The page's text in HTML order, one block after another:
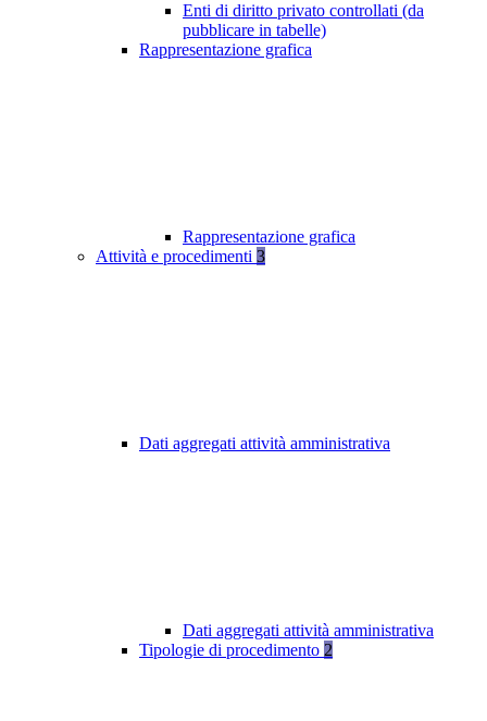
Enti di diritto privato controllati (da
pubblicare in tabelle)
Rappresentazione grafica
Rappresentazione grafica
Attività e procedimenti 3
Dati aggregati attività amministrativa
Dati aggregati attività amministrativa
Tipologie di procedimento 2